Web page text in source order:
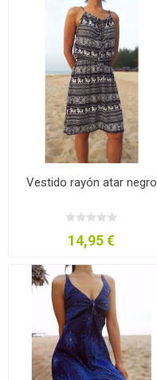
Vestido rayón atar negro
14,95 €